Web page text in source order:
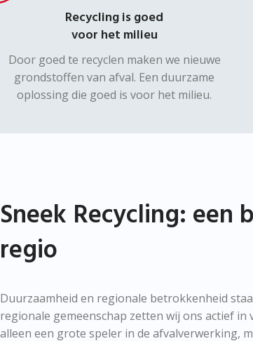
Recycling is goed
voor het milieu
Door goed te recyclen maken we nieuwe
grondstoffen van afval. Een duurzame
oplossing die goed is voor het milieu.
Sneek Recycling:
regio
Duurzaamheid en regionale betrokkenheid
regionale gemeenschap zetten wij ons actief
alleen een grote speler in de afvalverwerking,